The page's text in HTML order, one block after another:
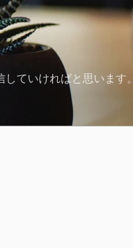
ていければと思います。